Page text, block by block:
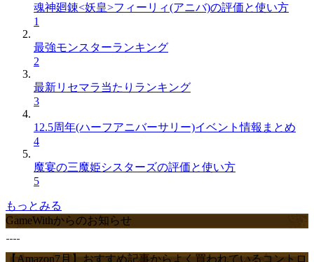
魂神廻錬<妖皇>フィーリィ(アニバ)の評価と使い方
1
最強モンスターランキング
2
最新リセマラ当たりランキング
3
12.5周年(ハーフアニバーサリー)イベント情報まとめ
4
魔宴の三魔姫シスターズの評価と使い方
5
もっとみる
GameWithからのお知らせ
【Amazon7月】おすすめ記事からよく買われているコントロ